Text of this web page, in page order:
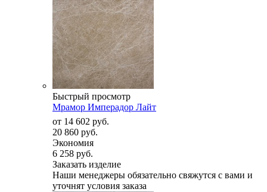
Быстрый просмотр
Мрамор Имперадор Лайт
от 14 602 руб.
20 860 руб.
Экономия
6 258 руб.
Заказать изделие
Наши менеджеры обязательно свяжутся с вами и
уточнят условия заказа